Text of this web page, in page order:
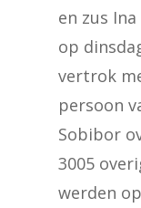
en zus
op
vertrok
persoon
Sobibor
3005
werden